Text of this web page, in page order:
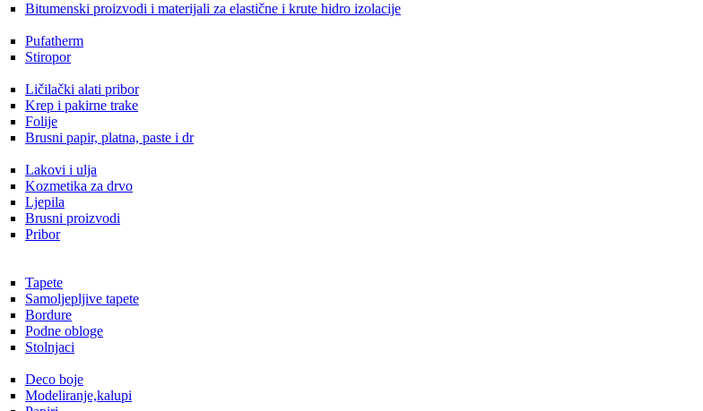
Bitumenski proizvodi i materijali za elastične i krute hidro izolacije
Pufatherm
Stiropor
Ličilački alati pribor
Krep i pakirne trake
Folije
Brusni papir, platna, paste i dr
Lakovi i ulja
Kozmetika za drvo
Ljepila
Brusni proizvodi
Pribor
Tapete
Samoljepljive tapete
Bordure
Podne obloge
Stolnjaci
Deco boje
Modeliranje,kalupi